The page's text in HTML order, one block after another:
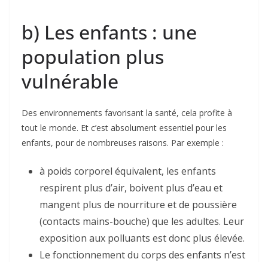
b) Les enfants : une
population plus
vulnérable
Des environnements favorisant la santé, cela profite à
tout le monde. Et c’est absolument essentiel pour les
enfants, pour de nombreuses raisons. Par exemple :
à poids corporel équivalent, les enfants
respirent plus d’air, boivent plus d’eau et
mangent plus de nourriture et de poussière
(contacts mains-bouche) que les adultes. Leur
exposition aux polluants est donc plus élevée.
Le fonctionnement du corps des enfants n’est